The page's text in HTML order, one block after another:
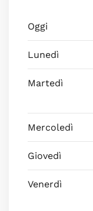
Oggi
Lunedì
Martedì
Mercoledì
Giovedì
Venerdì